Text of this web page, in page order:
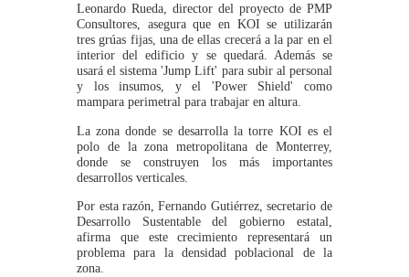
Leonardo Rueda, director del proyecto de PMP
Consultores, asegura que en KOI se utilizarán
tres grúas fijas, una de ellas crecerá a la par en el
interior del edificio y se quedará. Además se
usará el sistema 'Jump Lift' para subir al personal
y los insumos, y el 'Power Shield' como
mampara perimetral para trabajar en altura.
La zona donde se desarrolla la torre KOI es el
polo de la zona metropolitana de Monterrey,
donde se construyen los más importantes
desarrollos verticales.
Por esta razón, Fernando Gutiérrez, secretario de
Desarrollo Sustentable del gobierno estatal,
afirma que este crecimiento representará un
problema para la densidad poblacional de la
zona.